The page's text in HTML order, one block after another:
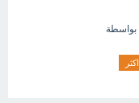
بواسطة
اكثر